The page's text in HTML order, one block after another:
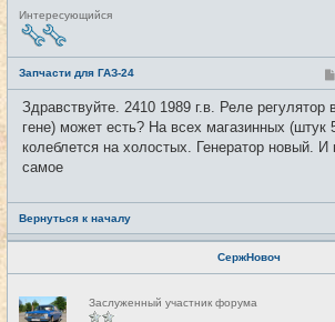
Н
е
в
т
и
Интересующийся
Запчасти для ГАЗ-24
Здравствуйте. 2410 1989 г.в. Реле регулятор
гене) может есть? На всех магазинных (штук
колеблется на холостых. Генератор новый. И
самое
Вернуться к началу
СержНовоч
Н
е
Заслуженный участник форума